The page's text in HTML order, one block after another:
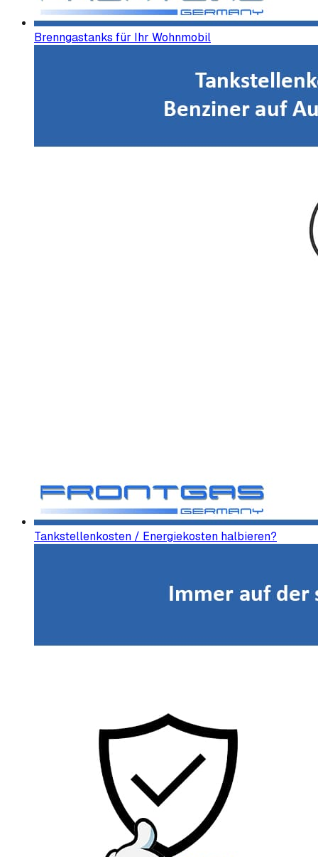
Brenngastanks für Ihr Wohnmobil
Tankstellenkosten / Energiekosten halbieren?